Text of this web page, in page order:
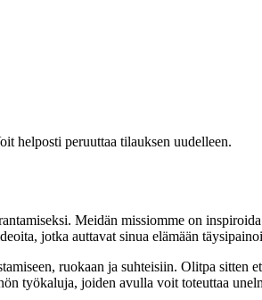
helposti peruuttaa tilauksen uudelleen.
Meidän missiomme on
jotka auttavat sinua elämään
ruokaan ja suhteisiin. Olitpa sitten
työkaluja, joiden avulla voit toteuttaa